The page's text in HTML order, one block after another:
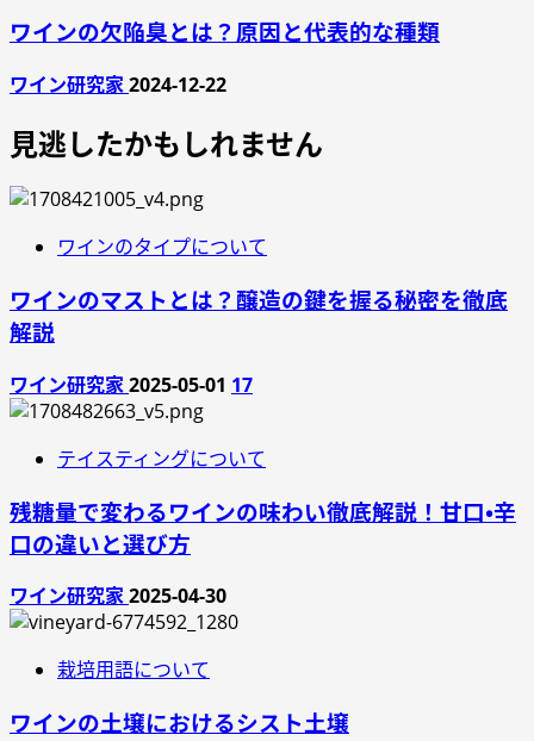
ワインの欠陥臭とは？原因と代表的な種類
ワイン研究家2024-12-22
見逃したかもしれません
ワインのタイプについて
ワインのマストとは？醸造の鍵を握る秘密を徹底
解説
ワイン研究家2025-05-01 17
テイスティングについて
残糖量で変わるワインの味わい徹底解説！甘口・辛
口の違いと選び方
ワイン研究家2025-04-30
栽培用語について
ワインの土壌におけるシスト土壌